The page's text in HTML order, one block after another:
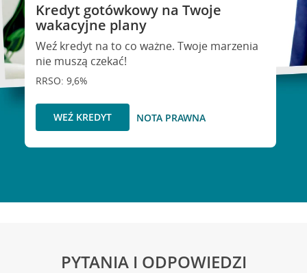
Kredyt gotówkowy na Twoje
wakacyjne plany
Weź kredyt na to co ważne. Twoje marzenia
nie muszą czekać!
RRSO: 9,6%
WEŹ KREDYT NOTA PRAWNA
PYTANIA I ODPOWIEDZI